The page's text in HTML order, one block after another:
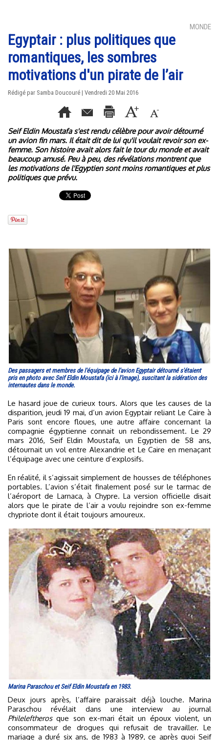
MONDE
Egyptair : plus politiques que
romantiques, les sombres
motivations d'un pirate de l’air
Rédigé par Samba Doucouré | Vendredi 20 Mai 2016
Seif Eldin Moustafa s'est rendu célèbre pour avoir détourné
un avion fin mars. Il était dit de lui qu'il voulait revoir son ex-
femme. Son histoire avait alors fait le tour du monde et avait
beaucoup amusé. Peu à peu, des révélations montrent que
les motivations de l'Egyptien sont moins romantiques et plus
politiques que prévu.
Des passagers et membres de l'équipage de l'avion Egyptair détourné s'étaient
pris en photo avec Seif Eldin Moustafa (ici à l'image), suscitant la sidération des
internautes dans le monde.
Le hasard joue de curieux tours. Alors que les causes de la
disparition, jeudi 19 mai, d’un avion Egyptair reliant Le Caire à
Paris sont encore floues, une autre affaire concernant la
compagnie égyptienne connait un rebondissement. Le 29
mars 2016, Seif Eldin Moustafa, un Egyptien de 58 ans,
détournait un vol entre Alexandrie et Le Caire en menaçant
l’équipage avec une ceinture d’explosifs.
En réalité, il s’agissait simplement de housses de téléphones
portables. L’avion s’était finalement posé sur le tarmac de
l’aéroport de Larnaca, à Chypre. La version officielle disait
alors que le pirate de l’air a voulu rejoindre son ex-femme
chypriote dont il était toujours amoureux.
Marina Paraschou et Seif Eldin Moustafa en 1983.
Deux jours après, l’affaire paraissait déjà louche. Marina
Paraschou révélait dans une interview au journal
Phileleftherosque son ex-mari était un époux violent, un
consommateur de drogues qui refusait de travailler. Le
mariage a duré six ans, de 1983 à 1989, ce après quoi Seif